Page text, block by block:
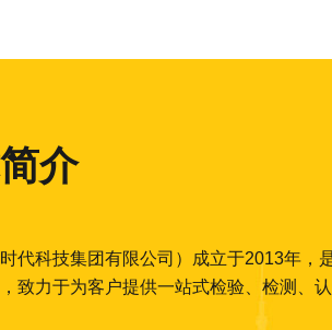
介
代科技集团有限公司）成立于2013年，
致力于为客户提供一站式检验、检测、